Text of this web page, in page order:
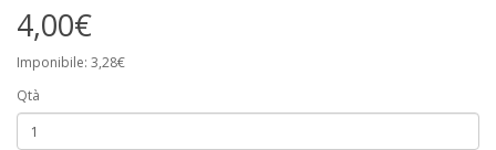
4,00€
Imponibile: 3,28€
Qtà